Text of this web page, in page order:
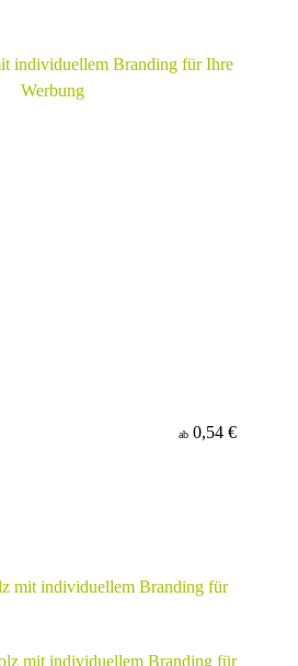
ab 0,54 €
mit individuellem Branding für